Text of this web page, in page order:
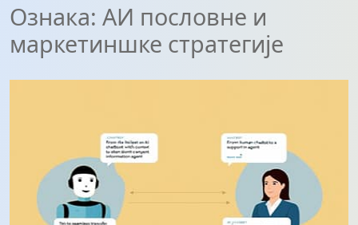
Ознака: АИ пословне и
маркетиншке стратегије